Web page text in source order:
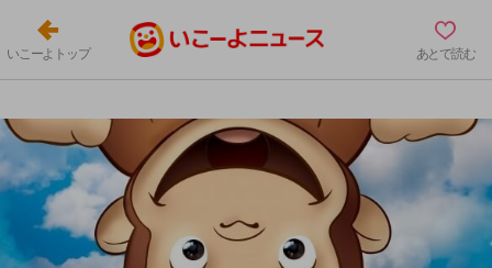
いこーよトップ あとで読む